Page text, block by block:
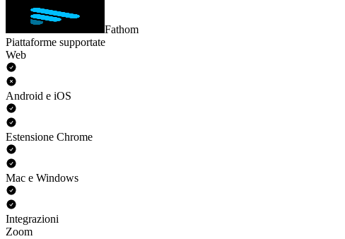
Fathom
Piattaforme supportate
Web
Android e iOS
Estensione Chrome
Mac e Windows
Integrazioni
Zoom